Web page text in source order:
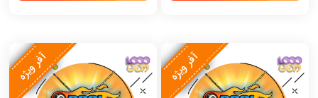
آفر ویژه آفر ویژه